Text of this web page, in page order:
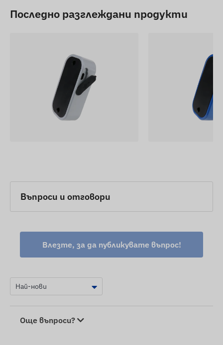
Последно разглеждани продукти
Въпроси и отговори
Влезте, за да публикувате въпрос!
Още въпроси?